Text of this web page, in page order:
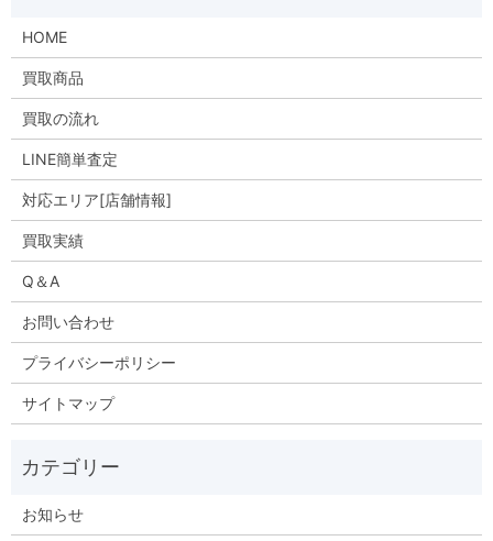
HOME
買取商品
買取の流れ
LINE簡単査定
対応エリア[店舗情報]
買取実績
Q＆A
お問い合わせ
プライバシーポリシー
サイトマップ
お知らせ